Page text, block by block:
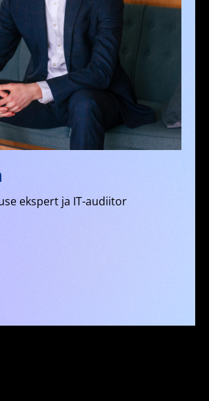
ekspert ja IT-audiitor